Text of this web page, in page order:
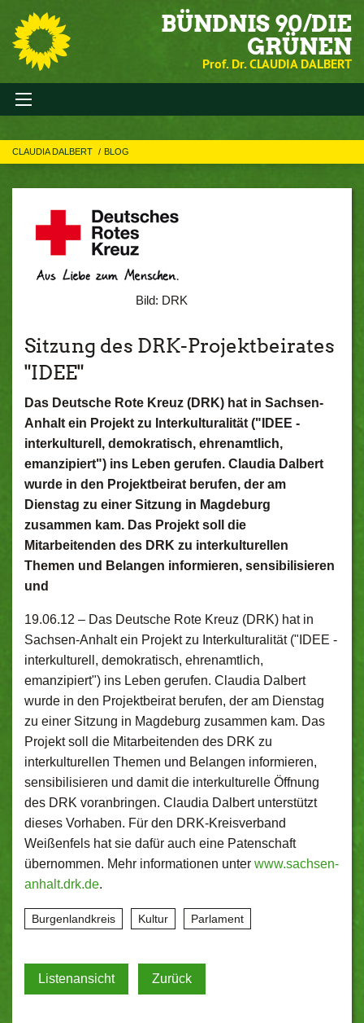
BÜNDNIS 90/DIE
GRÜNEN
Prof. Dr. CLAUDIA DALBERT
CLAUDIA DALBERT BLOG
Bild: DRK
Sitzung des DRK-Projektbeirates
"IDEE"
Das Deutsche Rote Kreuz (DRK) hat in Sachsen-
Anhalt ein Projekt zu Interkulturalität ("IDEE -
interkulturell, demokratisch, ehrenamtlich,
emanzipiert") ins Leben gerufen. Claudia Dalbert
wurde in den Projektbeirat berufen, der am
Dienstag zu einer Sitzung in Magdeburg
zusammen kam. Das Projekt soll die
Mitarbeitenden des DRK zu interkulturellen
Themen und Belangen informieren, sensibilisieren
und
19.06.12 – Das Deutsche Rote Kreuz (DRK) hat in
Sachsen-Anhalt ein Projekt zu Interkulturalität ("IDEE -
interkulturell, demokratisch, ehrenamtlich,
emanzipiert") ins Leben gerufen. Claudia Dalbert
wurde in den Projektbeirat berufen, der am Dienstag
zu einer Sitzung in Magdeburg zusammen kam. Das
Projekt soll die Mitarbeitenden des DRK zu
interkulturellen Themen und Belangen informieren,
sensibilisieren und damit die interkulturelle Öffnung
des DRK voranbringen. Claudia Dalbert unterstützt
dieses Vorhaben. Für den DRK-Kreisverband
Weißenfels hat sie dafür auch eine Patenschaft
übernommen. Mehr informationen unter www.sachsen-
anhalt.drk.de.
Burgenlandkreis Kultur Parlament
Listenansicht Zurück